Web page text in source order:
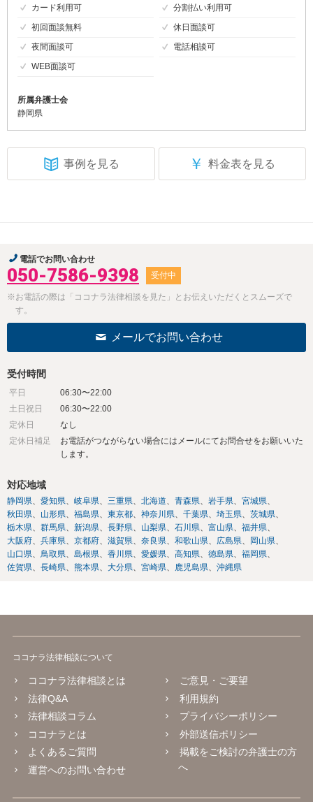
カード利用可
分割払い利用可
初回面談無料
休日面談可
夜間面談可
電話相談可
WEB面談可
所属弁護士会
静岡県
事例を見る ￥ 料金表を見る
電話でお問い合わせ
050-7586-9398 受付中
※お電話の際は「ココナラ法律相談を見た」とお伝えいただくとスムーズで
す。
メールでお問い合わせ
受付時間
平日
06:30〜22:00
土日祝日
06:30〜22:00
定休日
なし
定休日補足
お電話がつながらない場合にはメールにてお問合せをお願いいた
します。
対応地域
静岡県 愛知県 岐阜県 三重県 北海道 青森県 岩手県
宮城県
秋田県
山形県 福島県 東京都 神奈川県 千葉県 埼玉県
茨城県
栃木県
群馬県 新潟県 長野県 山梨県 石川県 富山県
福井県
大阪府
兵庫県 京都府 滋賀県 奈良県 和歌山県 広島県
岡山県
山口県
鳥取県 島根県 香川県 愛媛県 高知県 徳島県
福岡県
佐賀県
長崎県 熊本県 大分県 宮崎県 鹿児島県 沖縄県
ココナラ法律相談について
ココナラ法律相談とは
法律Q&A
法律相談コラム
ココナラとは
よくあるご質問
運営へのお問い合わせ
ご意見・ご要望
利用規約
プライバシーポリシー
外部送信ポリシー
掲載をご検討の弁護士の方
へ